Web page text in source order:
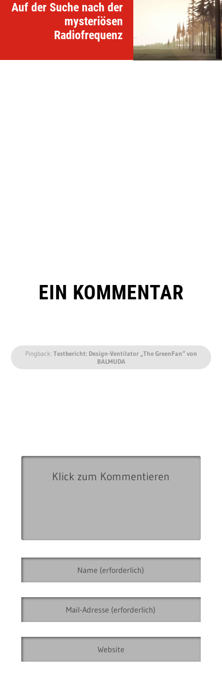
Auf der Suche nach der
mysteriösen
Radiofrequenz
EIN KOMMENTAR
Pingback: Testbericht: Design-Ventilator „The GreenFan“ von
BALMUDA